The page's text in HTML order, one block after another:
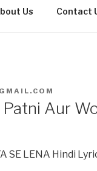
Us Contact
Patni Aur
SE LENA Hindi